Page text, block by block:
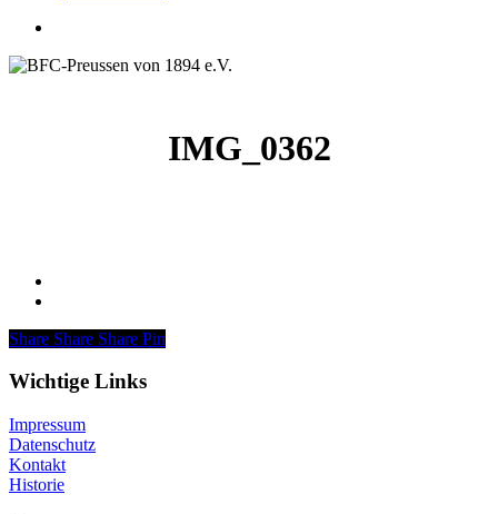
IMG_0362
Share Share Share Pin
Wichtige Links
Impressum
Datenschutz
Kontakt
Historie